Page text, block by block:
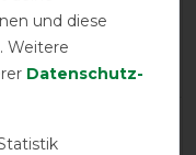
und diese
Weitere
Daten­schutz­